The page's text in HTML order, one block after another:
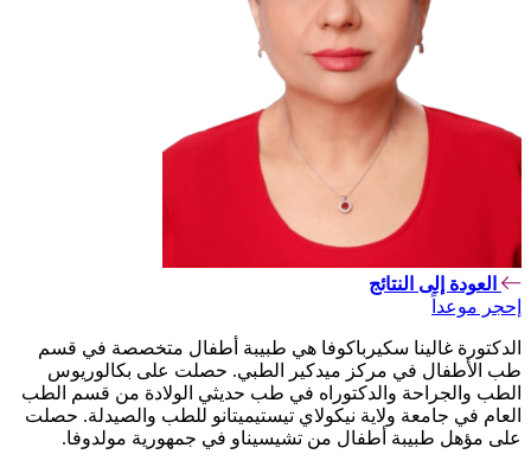
العودة إلى النتائج
إحجر موعداً
الدكتورة غالينا سكيرباكوفا هي طبيبة أطفال متخصصة في قسم
طب الأطفال في مركز ميدكير الطبي. حصلت على بكالوريوس
الطب والجراحة والدكتوراه في طب حديثي الولادة من قسم الطب
العام في جامعة ولاية نيكولاي تيستيميتانو للطب والصيدلة. حصلت
على مؤهل طبيبة أطفال من تشيسيناو في جمهورية مولدوفا.